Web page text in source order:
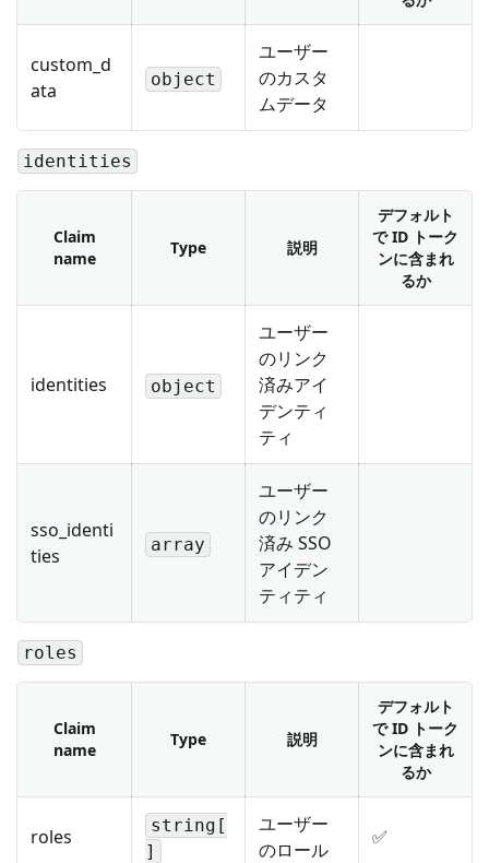
custom_d
ata
object
ユーザー
のカスタ
ムデータ
identities
Claim
name
Type 説明
デフォルト
で ID トーク
ンに含まれ
るか
identities object
ユーザー
のリンク
済みアイ
デンティ
ティ
sso_identi
ties
array
ユーザー
のリンク
済み SSO
アイデン
ティティ
roles
Claim
name
Type 説明
デフォルト
で ID トーク
ンに含まれ
るか
roles
string[
]
ユーザー
のロール
✅